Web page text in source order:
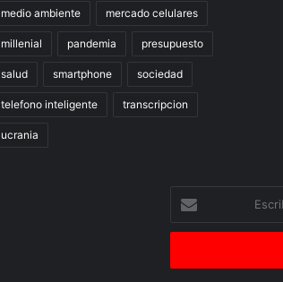
medio ambiente mercado celulares
millenial pandemia presupuesto
salud smartphone sociedad
telefono inteligente transcripcion
ucrania
correo